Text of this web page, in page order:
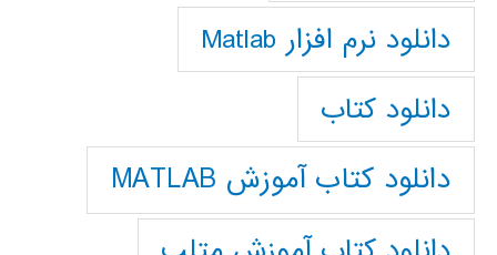
دانلود نرم افزار Matlab
دانلود کتاب
دانلود کتاب آموزش MATLAB